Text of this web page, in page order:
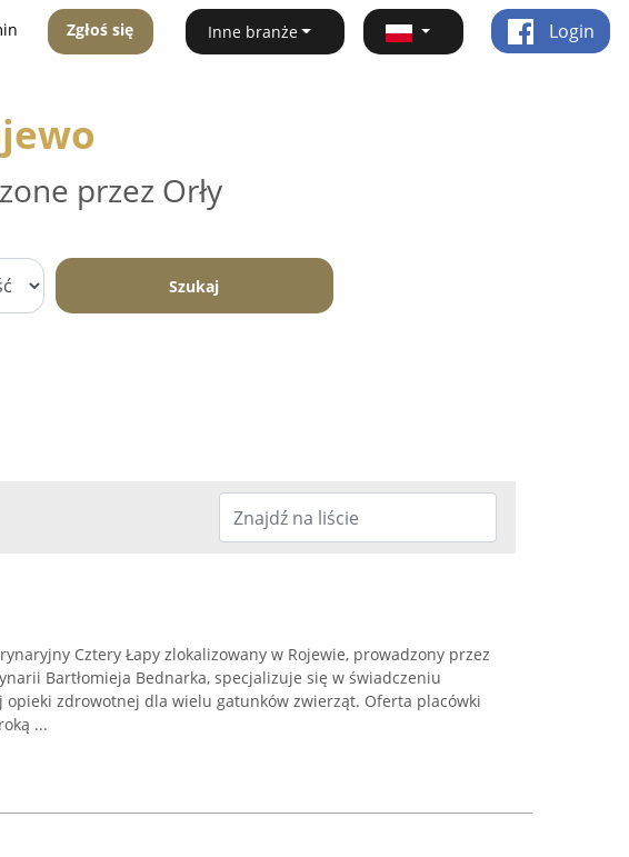
Zgłoś się Inne branże Login
przez Orły
Szukaj
Cztery Łapy zlokalizowany w Rojewie, prowadzony przez
Bartłomieja Bednarka, specjalizuje się w świadczeniu
opieki zdrowotnej dla wielu gatunków zwierząt. Oferta placówki
...